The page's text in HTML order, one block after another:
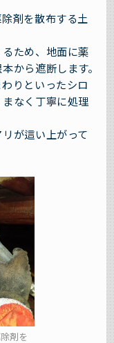
剤を散布する土
ため、地面に薬
から遮断します。
りといったシロ
なく丁寧に処理
が這い上がって
剤を